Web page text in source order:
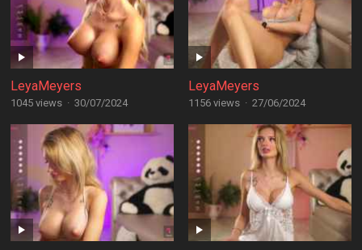
LeyaMeyers
1045 views · 30/07/2024
LeyaMeyers
1156 views · 27/06/2024